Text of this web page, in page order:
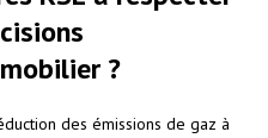
?
des émissions de gaz à